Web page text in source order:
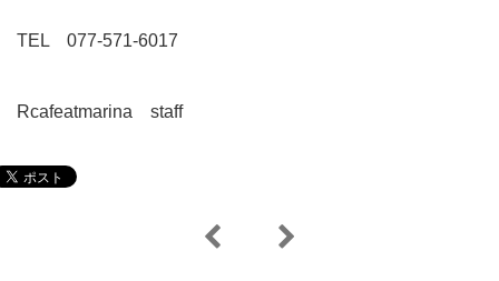
TEL 077-571-6017
Rcafeatmarina staff